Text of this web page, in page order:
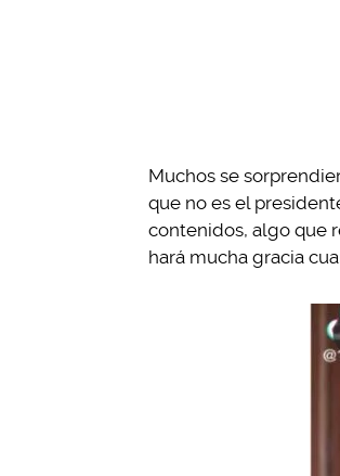
Muchos se
que no es el
contenidos, algo que
hará mucha gracia